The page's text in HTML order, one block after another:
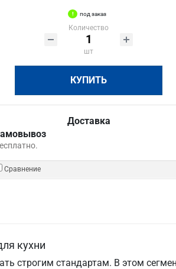
под заказ
Количество
шт
КУПИТЬ
Доставка
Сравнение
кухни
строгим стандартам. В этом